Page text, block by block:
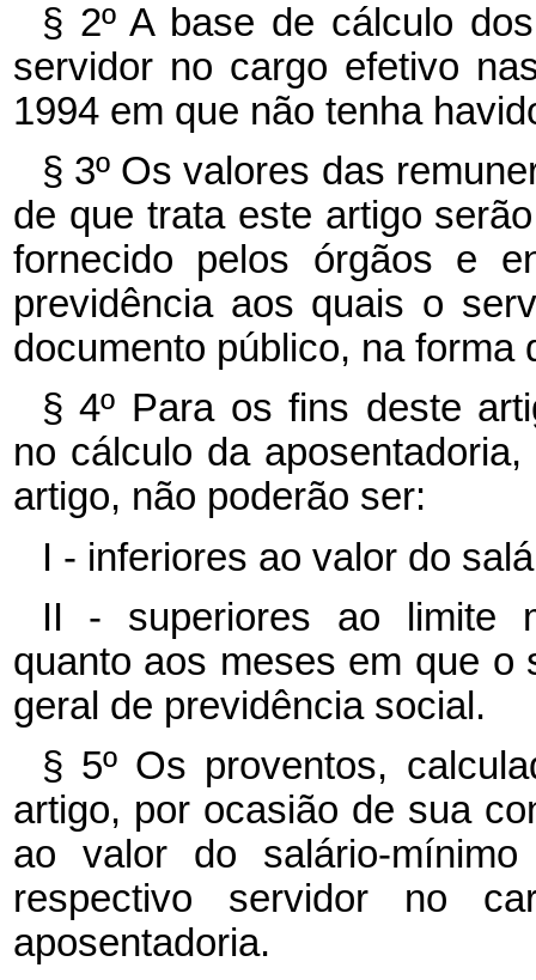
§ 2º A base de cálculo
servidor no cargo efetivo
1994 em que não tenha
§ 3º Os valores das
de que trata este artigo
fornecido pelos órgãos e
previdência aos quais o
documento público, na forma
§ 4º Para os fins deste
no cálculo da
artigo, não poderão ser:
I - inferiores ao valor do
II - superiores ao limite
quanto aos meses em que o
geral de previdência social.
§ 5º Os proventos,
artigo, por ocasião de sua
ao valor do salário-
respectivo servidor no
aposentadoria.